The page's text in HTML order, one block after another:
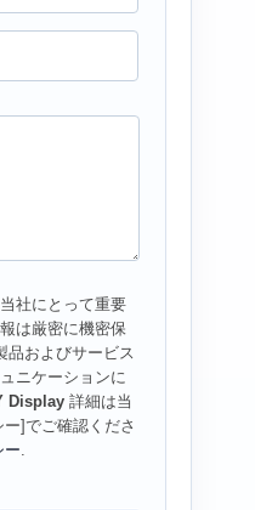
社にとって重要
は厳密に機密保
品およびサービス
ニケーションに
Display 詳細は当
]でご確認くださ
ー.